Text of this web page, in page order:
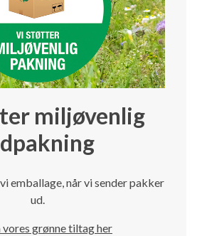
miljøvenlig
emballage, når vi sender pakker
ud.
grønne tiltag her